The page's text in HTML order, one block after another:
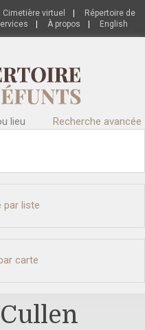
Cimetière virtuel
Répertoire de
À propos English
lieu Recherche avancée
par liste
carte